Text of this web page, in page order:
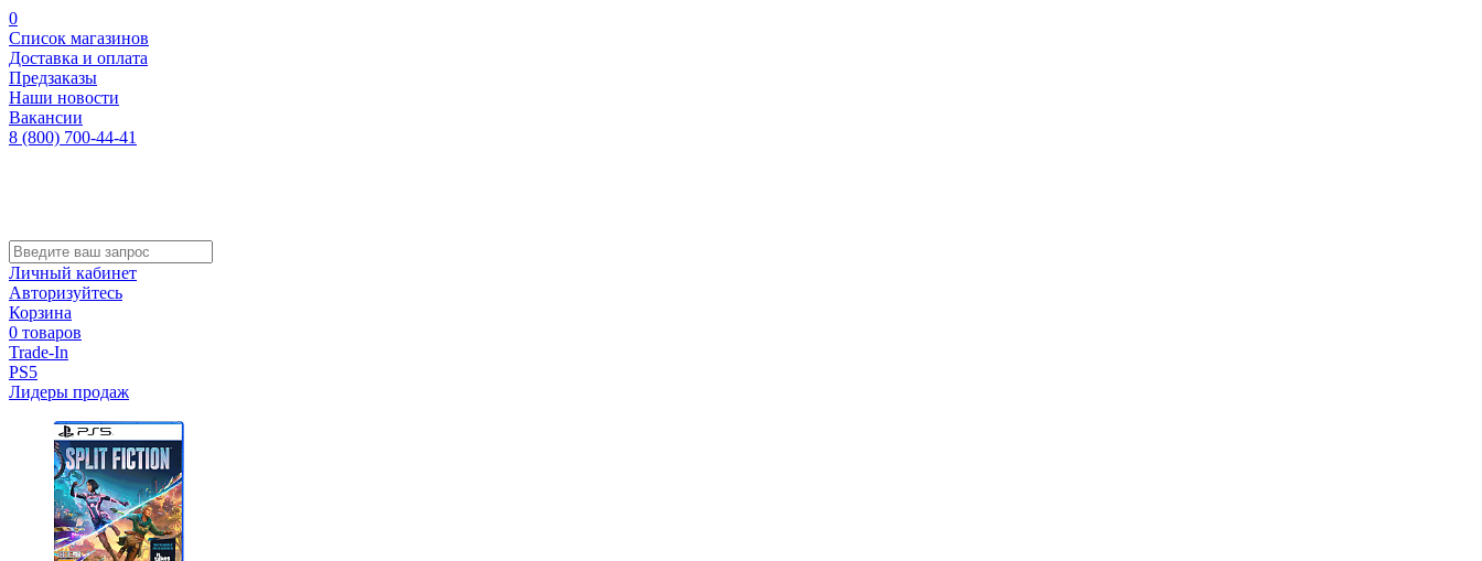
0
Список магазинов
Доставка и оплата
Предзаказы
Наши новости
Вакансии
8 (800) 700-44-41
Личный кабинет
Авторизуйтесь
Корзина
0 товаров
Trade-In
PS5
Лидеры продаж